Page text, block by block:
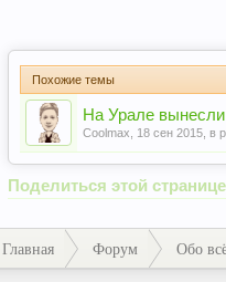
Похожие темы
На Урале вынесли
Coolmax 18 сен 2015 , в
Поделиться этой
Главная Форум Обо